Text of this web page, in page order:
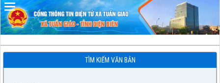
TÌM KIẾM VĂN BẢN
Đã kết nối EMC